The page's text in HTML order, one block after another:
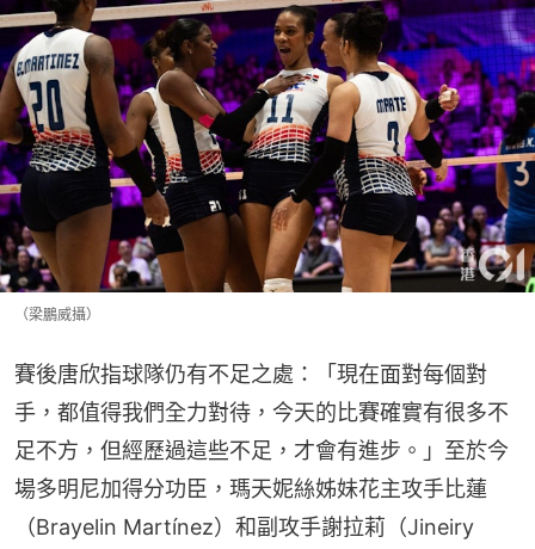
（梁鵬威攝）
賽後唐欣指球隊仍有不足之處：「現在面對每個對
手，都值得我們全力對待，今天的比賽確實有很多不
足不方，但經歷過這些不足，才會有進步。」至於今
場多明尼加得分功臣，瑪天妮絲姊妹花主攻手比蓮
（Brayelin Martínez）和副攻手謝拉莉（Jineiry